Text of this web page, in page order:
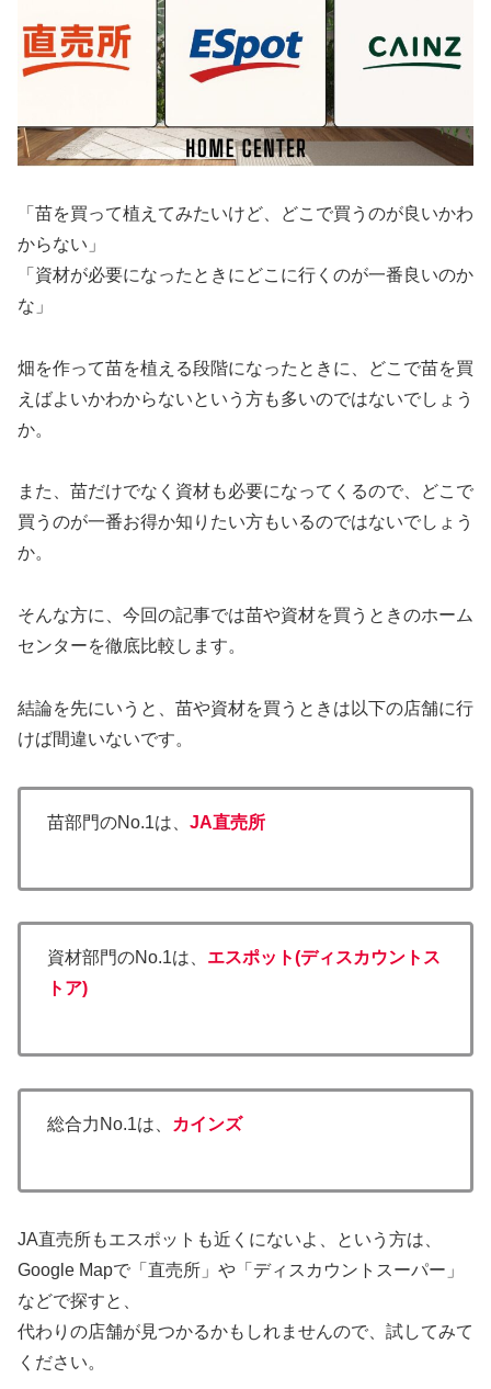
「苗を買って植えてみたいけど、どこで買うのが良いかわ
からない」
「資材が必要になったときにどこに行くのが一番良いのか
な」
畑を作って苗を植える段階になったときに、どこで苗を買
えばよいかわからないという方も多いのではないでしょう
か。
また、苗だけでなく資材も必要になってくるので、どこで
買うのが一番お得か知りたい方もいるのではないでしょう
か。
そんな方に、今回の記事では苗や資材を買うときのホーム
センターを徹底比較します。
結論を先にいうと、苗や資材を買うときは以下の店舗に行
けば間違いないです。
苗部門のNo.1は、 JA直売所
資材部門のNo.1は、 エスポット(ディスカウントス
トア)
総合力No.1は、 カインズ
JA直売所もエスポットも近くにないよ、という方は、
Google Mapで「直売所」や「ディスカウントスーパー」
などで探すと、
代わりの店舗が見つかるかもしれませんので、試してみて
ください。